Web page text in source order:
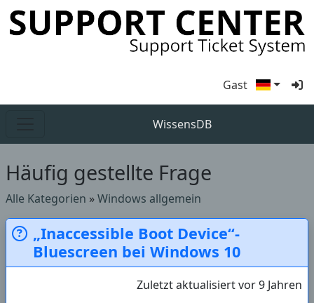
Gast
WissensDB
Häufig gestellte Frage
Alle Kategorien »Windows allgemein
„Inaccessible Boot Device“-
Bluescreen bei Windows 10
Zuletzt aktualisiert vor 9 Jahren